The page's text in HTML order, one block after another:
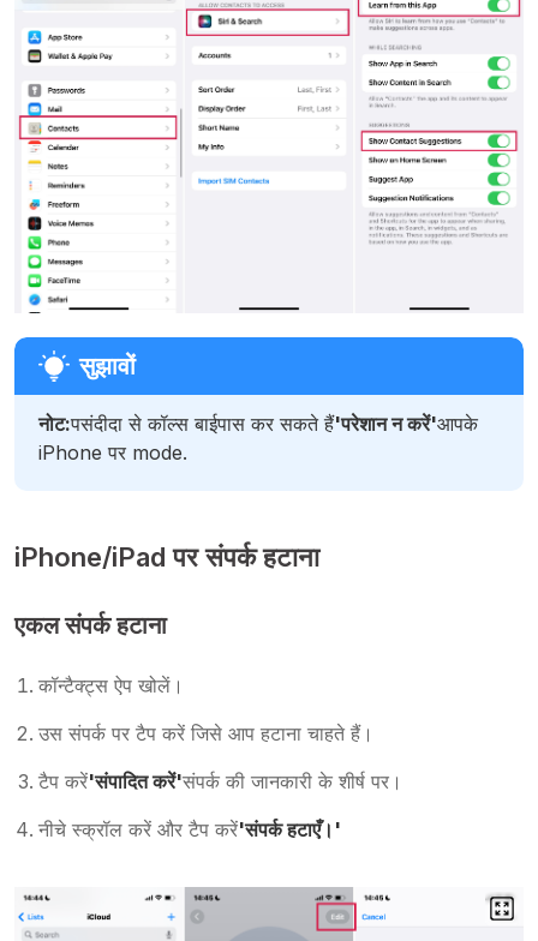
नोट:पसंदीदा से कॉल्स बाईपास कर सकते हैं'परेशान न करें'आपके
iPhone पर mode.
iPhone/iPad पर संपर्क हटाना
एकल संपर्क हटाना
कॉन्टैक्ट्स ऐप खोलें।
उस संपर्क पर टैप करें जिसे आप हटाना चाहते हैं।
टैप करें'संपादित करें'संपर्क की जानकारी के शीर्ष पर।
नीचे स्क्रॉल करें और टैप करें'संपर्क हटाएँ।'